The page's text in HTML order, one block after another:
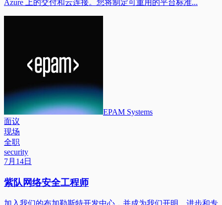
Azure 上的交付和云连接。您将制定可重用的平台标准...
EPAM Systems
面议
现场
全职
security
7月14日
紫队网络安全工程师
加入我们的布加勒斯特开发中心，并成为我们开明、进步和专